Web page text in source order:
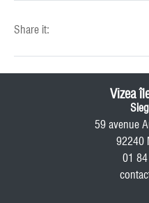
Share it:
Vizea
59 avenue
92240
01